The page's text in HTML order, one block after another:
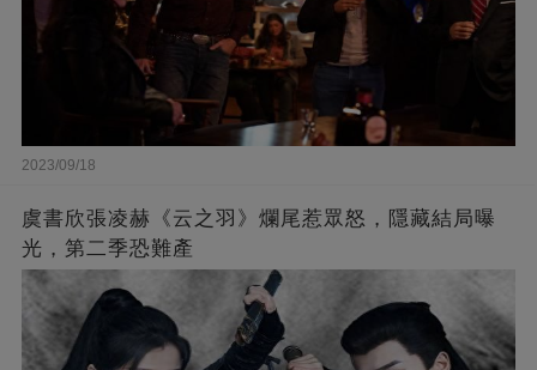
2023/09/18
虞書欣張凌赫《云之羽》爛尾惹眾怒，隱藏結局曝
光，第二季恐難產